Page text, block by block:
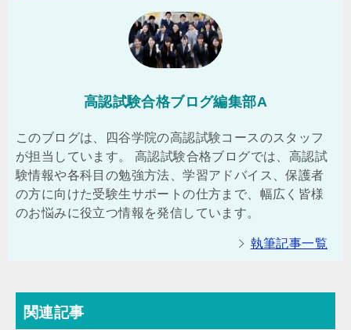
高認試験合格ブログ編集部A
このブログは、四谷学院の高認試験コースのスタッフ
が担当しています。 高認試験合格ブログでは、高認試
験情報や各科目の勉強方法、学習アドバイス、保護者
の方に向けた受験生サポートの仕方まで、幅広く皆様
のお悩みに役立つ情報を発信しています。
執筆記事一覧
関連記事